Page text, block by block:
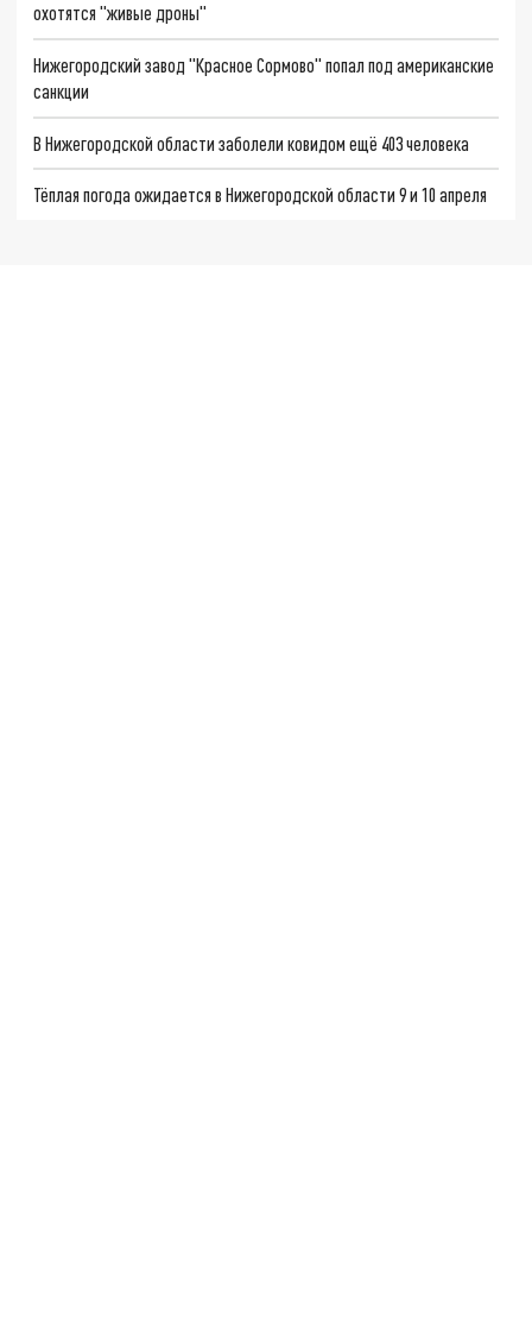
охотятся "живые дроны"
Нижегородский завод "Красное Сормово" попал под американские
санкции
В Нижегородской области заболели ковидом ещё 403 человека
Тёплая погода ожидается в Нижегородской области 9 и 10 апреля